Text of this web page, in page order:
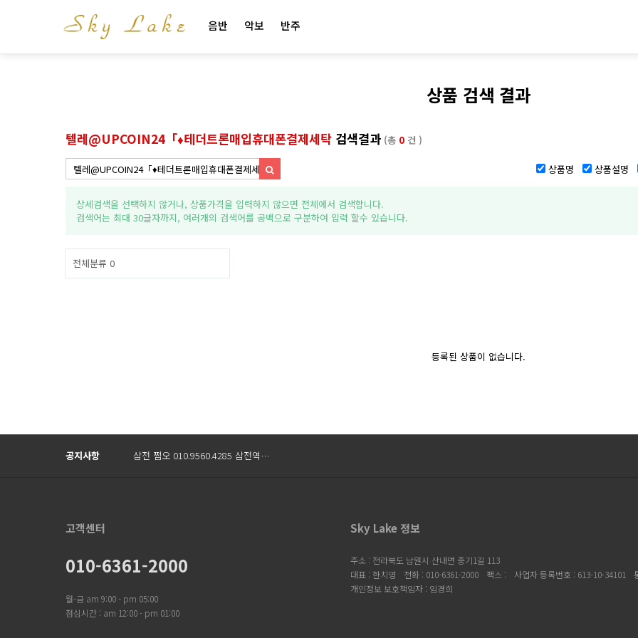
음반 악보 반주
상품 검색 결과
텔레@UPCOIN24「♦테더트론매입휴대폰결제세탁 검색결과 (총 0 건 )
상품명 상품설명
상세검색을 선택하지 않거나, 상품가격을 입력하지 않으면 전체에서 검색합니다.
검색어는 최대 30글자까지, 여러개의 검색어를 공백으로 구분하여 입력 할수 있습니다.
전체분류 0
등록된 상품이 없습니다.
공지사항 삼전 쩜오 010.9560.4285 삼전역…
고객센터
010-6361-2000
월-금 am 9:00 - pm 05:00
점심시간 : am 12:00 - pm 01:00
Sky Lake 정보
주소 : 전라북도 남원시 산내면 중기1길 113
대표 : 한치영
전화 : 010-6361-2000 팩스 : 사업자 등록번호 : 613-10-34101
개인정보 보호책임자 : 임경희